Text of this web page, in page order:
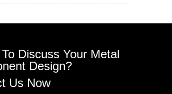
Discuss Your Metal
Design?
Us Now